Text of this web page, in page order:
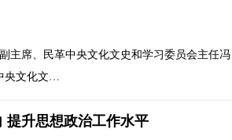
主席、民革中央文化文史和学习委员会主任冯
央文化文…
提升思想政治工作水平